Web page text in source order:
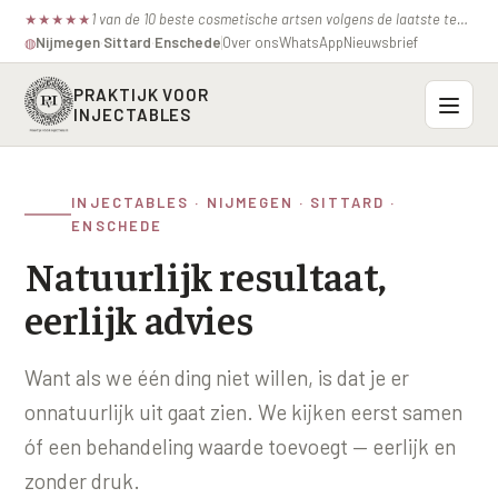
★ ★ ★ ★ ★ 1 van de 10 beste cosmetische artsen volgens de laatste test van de consumentenbond.
◍Nijmegen·Sittard·EnschedeOver onsWhatsAppNieuwsbrief
PRAKTIJK VOOR
INJECTABLES
BOVENSTE GEZICHT
Voorhoofdsrimpels
Fronsrimpel
Kraaienpootjes
Hangende oogleden
INJECTABLES
Botox / anti-rimpel
Bocouture
Azzalure
VEROUDERING
Hangende Huid Profiel
Extreme Huidverslapping Profiel
Structuur Verlies Profiel
Contact
INJECTABLES · NIJMEGEN · SITTARD ·
ENSCHEDE
Natuurlijk resultaat,
eerlijk advies
Want als we één ding niet willen, is dat je er
onnatuurlijk uit gaat zien. We kijken eerst samen
óf een behandeling waarde toevoegt — eerlijk en
zonder druk.